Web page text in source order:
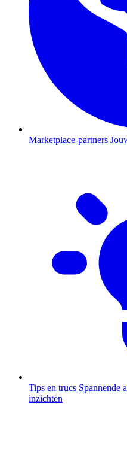
Marketplace-partners
Tips en trucs Spannende
inzichten